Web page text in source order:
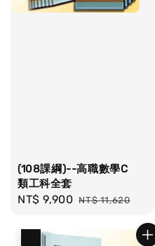
(108課綱)--高職數學C
類工科全套
Sale
NT$ 9,900 Regular
NT$ 11,620